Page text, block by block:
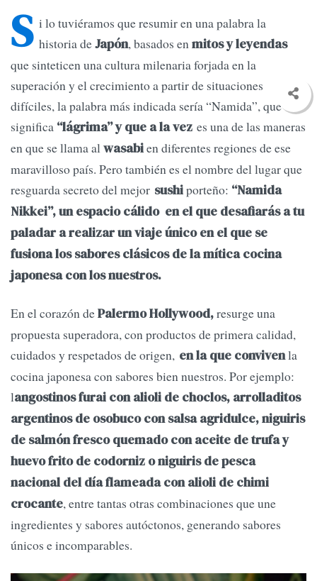
S i lo tuviéramos que resumir en una palabra la
historia deJapón, basados enmitos y leyendas
que sinteticen una cultura milenaria forjada en la
superación y el crecimiento a partir de situaciones
difíciles, la palabra más indicada sería “Namida”, que
significa “lágrima” y que a la vez es una de las maneras
en que se llama alwasabien diferentes regiones de ese
maravilloso país. Pero también es el nombre del lugar que
resguarda secreto del mejor sushiporteño: “Namida
Nikkei”, un espacio cálido en el que desafiarás a tu
paladar a realizar un viaje único en el que se
fusiona los sabores clásicos de la mítica cocina
japonesa con los nuestros.
En el corazón dePalermo Hollywood,resurge una
propuesta superadora, con productos de primera calidad,
cuidados y respetados de origen, en la que convivenla
cocina japonesa con sabores bien nuestros. Por ejemplo:
langostinos furai con alioli de choclos, arrolladitos
argentinos de osobuco con salsa agridulce, niguiris
de salmón fresco quemado con aceite de trufa y
huevo frito de codorniz o niguiris de pesca
nacional del día flameada con alioli de chimi
crocante, entre tantas otras combinaciones que une
ingredientes y sabores autóctonos, generando sabores
únicos e incomparables.